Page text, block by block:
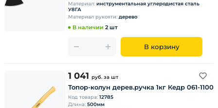
Материал: инструментальная углеродистая сталь
У8ГА
Материал рукояти: дерево
В наличии 2 шт
В корзину
1 041 руб. за шт
Топор-колун дерев.ручка 1кг Кедр 061-1100
Код товара: 12785
Длина: 500мм